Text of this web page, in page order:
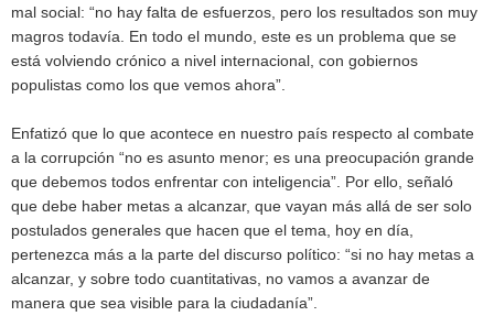
mal social: “no hay falta de esfuerzos, pero los resultados son muy
magros todavía. En todo el mundo, este es un problema que se
está volviendo crónico a nivel internacional, con gobiernos
populistas como los que vemos ahora”.
Enfatizó que lo que acontece en nuestro país respecto al combate
a la corrupción “no es asunto menor; es una preocupación grande
que debemos todos enfrentar con inteligencia”. Por ello, señaló
que debe haber metas a alcanzar, que vayan más allá de ser solo
postulados generales que hacen que el tema, hoy en día,
pertenezca más a la parte del discurso político: “si no hay metas a
alcanzar, y sobre todo cuantitativas, no vamos a avanzar de
manera que sea visible para la ciudadanía”.